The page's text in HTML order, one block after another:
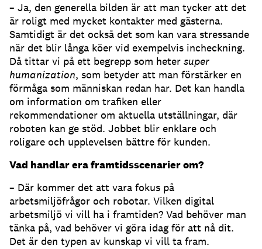
– Ja, den generella bilden är att man tycker att det
är roligt med mycket kontakter med gästerna.
Samtidigt är det också det som kan vara stressande
när det blir långa köer vid exempelvis incheckning.
Då tittar vi på ett begrepp som heter super
humanization, som betyder att man förstärker en
förmåga som människan redan har. Det kan handla
om information om trafiken eller
rekommendationer om aktuella utställningar, där
roboten kan ge stöd. Jobbet blir enklare och
roligare och upplevelsen bättre för kunden.
Vad handlar era framtidsscenarier om?
– Där kommer det att vara fokus på
arbetsmiljöfrågor och robotar. Vilken digital
arbetsmiljö vi vill ha i framtiden? Vad behöver man
tänka på, vad behöver vi göra idag för att nå dit.
Det är den typen av kunskap vi vill ta fram.